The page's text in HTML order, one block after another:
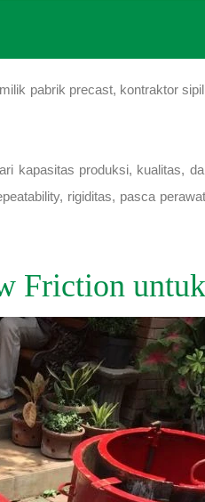
pabrik precast, kontraktor
kapasitas produksi, kualitas,
rigiditas, pasca
Friction